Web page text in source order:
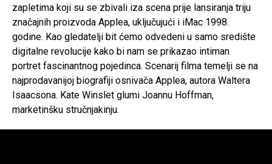
zapletima koji su se zbivali iza scena prije lansiranja triju
značajnih proizvoda Applea, uključujući i iMac 1998.
godine. Kao gledatelji bit ćemo odvedeni u samo središte
digitalne revolucije kako bi nam se prikazao intiman
portret fascinantnog pojedinca. Scenarij filma temelji se na
najprodavanijoj biografiji osnivača Applea, autora Waltera
Isaacsona. Kate Winslet glumi Joannu Hoffman,
marketinšku stručnjakinju.